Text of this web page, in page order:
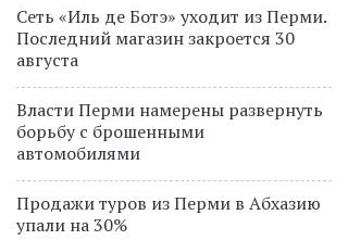
Сеть «Иль де Ботэ» уходит из Перми.
Последний магазин закроется 30
августа
Власти Перми намерены развернуть
борьбу с брошенными
автомобилями
Продажи туров из Перми в Абхазию
упали на 30%